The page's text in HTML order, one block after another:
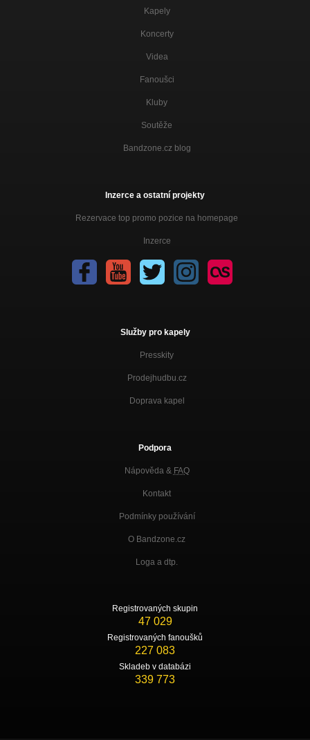
Kapely
Koncerty
Videa
Fanoušci
Kluby
Soutěže
Bandzone.cz blog
Inzerce a ostatní projekty
Rezervace top promo pozice na homepage
Inzerce
Služby pro kapely
Presskity
Prodejhudbu.cz
Doprava kapel
Podpora
Nápověda & FAQ
Kontakt
Podmínky používání
O Bandzone.cz
Loga a dtp.
Registrovaných skupin
47 029
Registrovaných fanoušků
227 083
Skladeb v databázi
339 773